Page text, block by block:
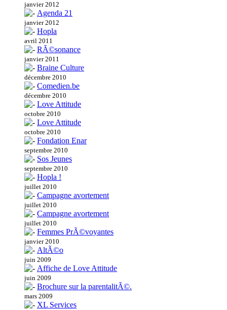
janvier 2012
Agenda 21
janvier 2012
Hopla
avril 2011
RÃ©sonance
janvier 2011
Braine Culture
décembre 2010
Comedien.be
décembre 2010
Love Attitude
octobre 2010
Love Attitude
octobre 2010
Fondation Enar
septembre 2010
Sos Jeunes
septembre 2010
Hopla !
juillet 2010
Campagne avortement
juillet 2010
Campagne avortement
juillet 2010
Femmes PrÃ©voyantes
janvier 2010
AltÃ©o
juin 2009
Affiche de Love Attitude
juin 2009
Brochure sur la parentalitÃ©.
mars 2009
XL Services